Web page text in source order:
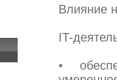
Влияние
IT-
•